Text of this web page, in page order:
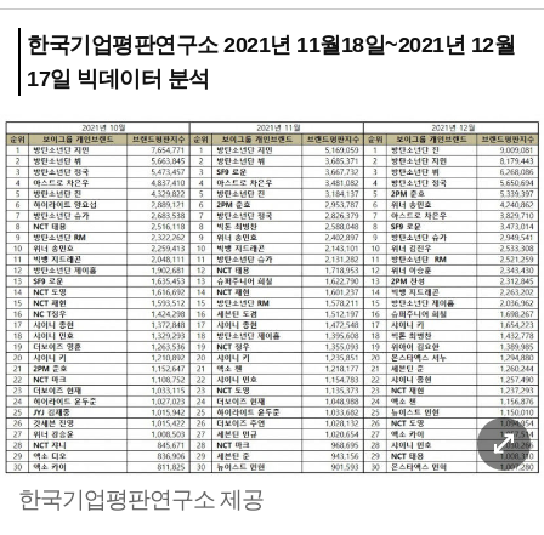
한국기업평판연구소 2021년 11월18일~2021년 12월
17일 빅데이터 분석
한국기업평판연구소 제공